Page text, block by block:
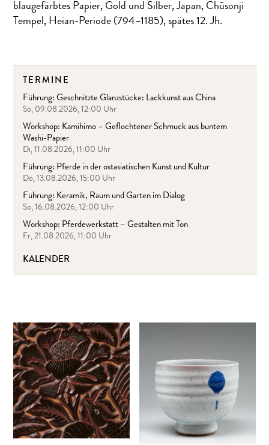
blaugefärbtes Papier, Gold und Silber, Japan, Chūsonji
Tempel, Heian-Periode (794–1185), spätes 12. Jh.
TERMINE
Führung: Geschnitzte Glanzstücke: Lackkunst aus China
So, 09.08.2026, 12:00 Uhr
Workshop: Kamihimo – Geflochtener Schmuck aus buntem
Washi-Papier
Di, 11.08.2026, 11:00 Uhr
Führung: Pferde in der ostasiatischen Kunst und Kultur
Do, 13.08.2026, 15:00 Uhr
Führung: Keramik, Raum und Garten im Dialog
So, 16.08.2026, 12:00 Uhr
Workshop: Pferdewerkstatt – Gestalten mit Ton
Fr, 21.08.2026, 11:00 Uhr
KALENDER